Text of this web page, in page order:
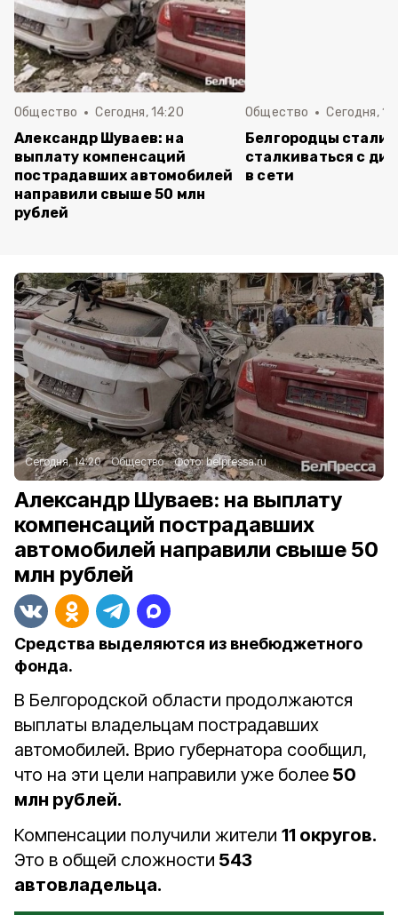
Общество Сегодня, 14:20
Александр Шуваев: на
выплату компенсаций
пострадавших автомобилей
направили свыше 50 млн
рублей
Общество Сегодня,
Белгородцы стали
сталкиваться с
в сети
Сегодня, 14:20 Общество Фото:belpressa.ru
Александр Шуваев: на выплату
компенсаций пострадавших
автомобилей направили свыше 50
млн рублей
Средства выделяются из внебюджетного
фонда.
В Белгородской области продолжаются
выплаты владельцам пострадавших
автомобилей. Врио губернатора сообщил,
что на эти цели направили уже более 50
млн рублей.
Компенсации получили жители 11 округов.
Это в общей сложности 543
автовладельца.